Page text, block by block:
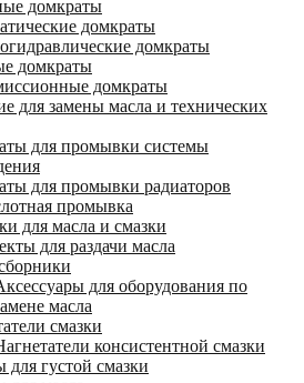
домкраты
домкраты
домкраты
домкраты
домкраты
для замены масла и технических
для промывки системы
для промывки радиаторов
промывка
для масла и смазки
для раздачи масла
для оборудования по
масла
смазки
консистентной смазки
для густой смазки